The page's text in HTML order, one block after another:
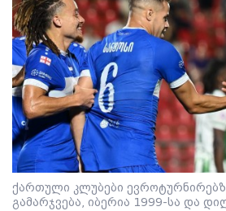
ქართული კლუბები
გამარჯვება, იბერია 1999-სა და